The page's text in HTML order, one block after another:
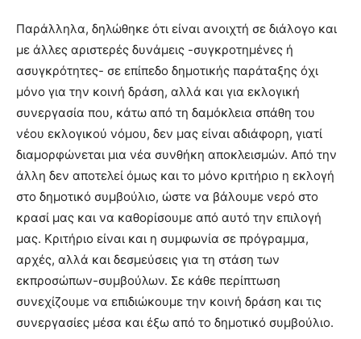
Παράλληλα, δηλώθηκε ότι είναι ανοιχτή σε διάλογο και
με άλλες αριστερές δυνάμεις -συγκροτημένες ή
ασυγκρότητες- σε επίπεδο δημοτικής παράταξης όχι
μόνο για την κοινή δράση, αλλά και για εκλογική
συνεργασία που, κάτω από τη δαμόκλεια σπάθη του
νέου εκλογικού νόμου, δεν μας είναι αδιάφορη, γιατί
διαμορφώνεται μια νέα συνθήκη αποκλεισμών. Από την
άλλη δεν αποτελεί όμως και το μόνο κριτήριο η εκλογή
στο δημοτικό συμβούλιο, ώστε να βάλουμε νερό στο
κρασί μας και να καθορίσουμε από αυτό την επιλογή
μας. Κριτήριο είναι και η συμφωνία σε πρόγραμμα,
αρχές, αλλά και δεσμεύσεις για τη στάση των
εκπροσώπων-συμβούλων. Σε κάθε περίπτωση
συνεχίζουμε να επιδιώκουμε την κοινή δράση και τις
συνεργασίες μέσα και έξω από το δημοτικό συμβούλιο.